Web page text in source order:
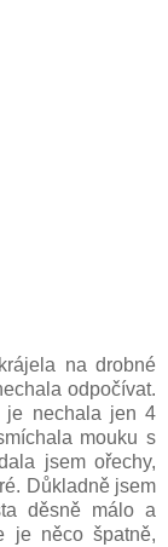
na drobné
odpočívat.
je nechala jen 4
mouku s
jsem ořechy,
Důkladně jsem
děsně málo a
je něco špatně,